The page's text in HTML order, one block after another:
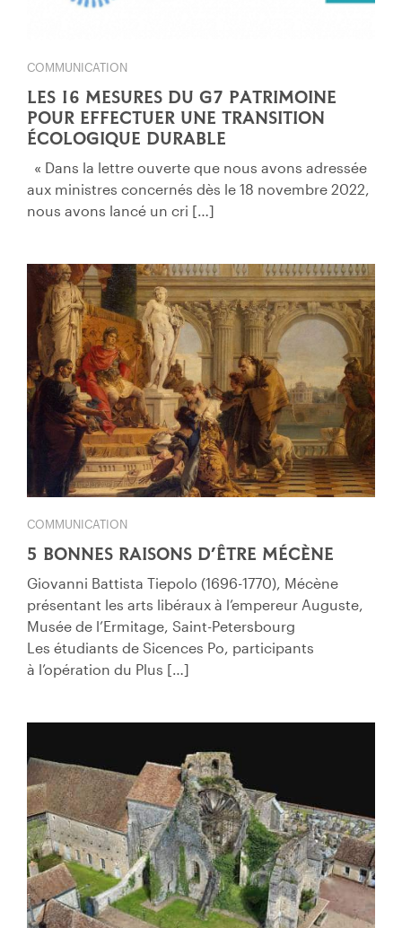
COMMUNICATION
LES 16 MESURES DU G7 PATRIMOINE
POUR EFFECTUER UNE TRANSITION
ÉCOLOGIQUE DURABLE
« Dans la lettre ouverte que nous avons adressée
aux ministres concernés dès le 18 novembre 2022,
nous avons lancé un cri […]
COMMUNICATION
5 BONNES RAISONS D’ÊTRE MÉCÈNE
Giovanni Battista Tiepolo (1696-1770), Mécène
présentant les arts libéraux à l’empereur Auguste,
Musée de l’Ermitage, Saint-Petersbourg
Les étudiants de Sicences Po, participants
à l’opération du Plus […]